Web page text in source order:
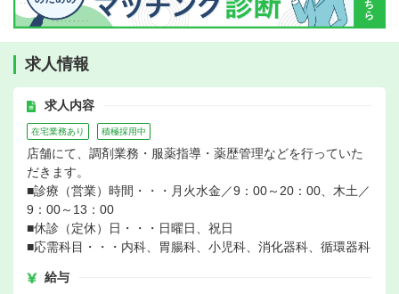
求人情報
求人内容
在宅業務あり 積極採用中
店舗にて、調剤業務・服薬指導・薬歴管理などを行っていた
だきます。
■診療（営業）時間・・・月火水金／9：00～20：00、木土／
9：00～13：00
■休診（定休）日・・・日曜日、祝日
■応需科目・・・内科、胃腸科、小児科、消化器科、循環器科
給与